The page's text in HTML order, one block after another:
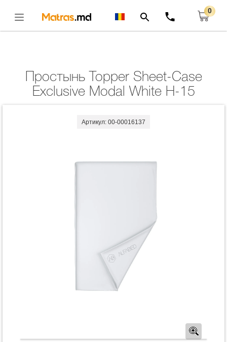
0
Простынь Topper Sheet-Case Exclusive Modal White
H-15
Exclusive Modal White H-15
Артикул: 00-00016137